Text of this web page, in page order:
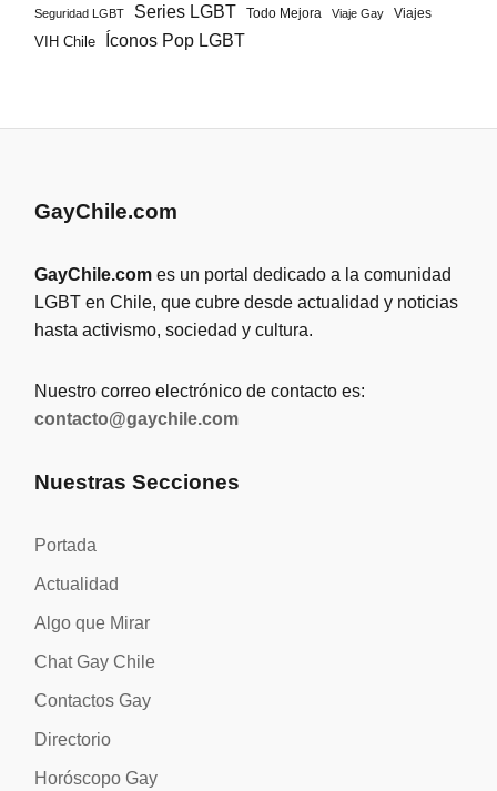
Seguridad LGBT Series LGBT Todo Mejora Viaje Gay
Viajes
VIH Chile
Íconos Pop LGBT
GayChile.com
GayChile.com es un portal dedicado a la comunidad
LGBT en Chile, que cubre desde actualidad y noticias
hasta activismo, sociedad y cultura.
Nuestro correo electrónico de contacto es:
contacto@gaychile.com
Nuestras Secciones
Portada
Actualidad
Algo que Mirar
Chat Gay Chile
Contactos Gay
Directorio
Horóscopo Gay